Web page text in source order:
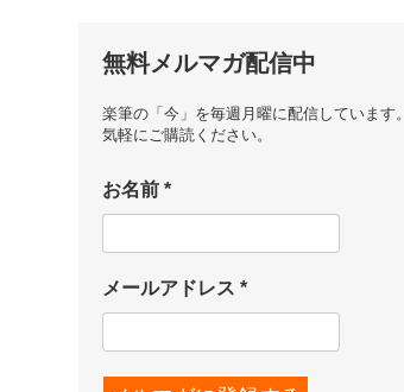
無料メルマガ配信中
楽筆の「今」を毎週月曜に配信しています。
気軽にご購読ください。
お名前*
メールアドレス*